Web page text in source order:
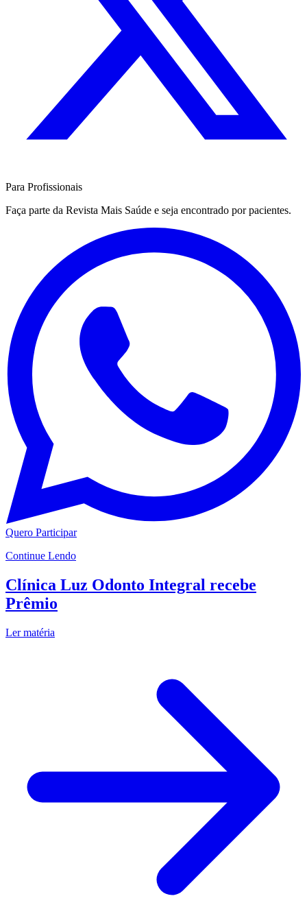
Para Profissionais
Faça parte da Revista Mais Saúde e seja encontrado por pacientes.
Quero Participar
Continue Lendo
Clínica Luz Odonto Integral recebe
Prêmio
Ler matéria